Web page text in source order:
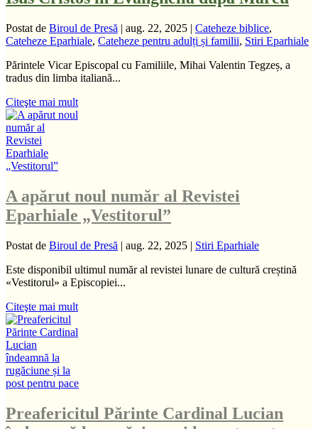
Postat de Biroul de Presă | aug. 22, 2025 | Cateheze biblice,
Cateheze Eparhiale, Cateheze pentru adulți și familii, Stiri Eparhiale
Părintele Vicar Episcopal cu Familiile, Mihai Valentin Tegzeș, a
tradus din limba italiană...
Citeşte mai mult
A apărut noul număr al Revistei
Eparhiale „Vestitorul”
Postat de Biroul de Presă | aug. 22, 2025 | Stiri Eparhiale
Este disponibil ultimul număr al revistei lunare de cultură creștină
«Vestitorul» a Episcopiei...
Citeşte mai mult
Preafericitul Părinte Cardinal Lucian